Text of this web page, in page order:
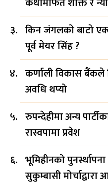
किन जंगलको बाटो
पूर्व मेयर सिंह ?
कर्णाली विकास बैंकले
अवधि थप्यो
रुपन्देहीमा अन्य
रास्वपामा प्रवेश
भूमिहीनको पुनर्स्थापना
सुकुम्बासी